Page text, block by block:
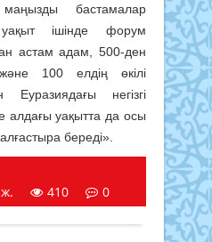
бастамалар
ішінде форум
астам адам, 500-ден
100 елдің өкілі
Еуразиядағы негізгі
алдағы уақытта да осы
береді».
410 0